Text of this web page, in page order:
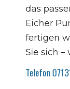
das
Eicher
fertigen
Sie sich –
Telefon